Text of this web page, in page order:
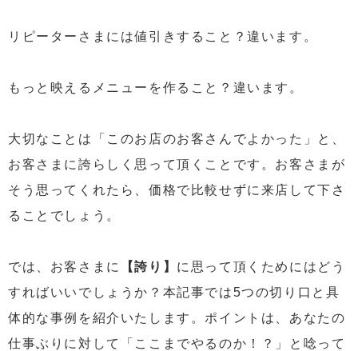
リピーターさまには値引きすること？違います。
もっと映えるメニューを作ること？違います。
大切なことは「このお店のお客さんでよかった」と、
お客さまに誇らしく思って頂くことです。お客さまが
そう思ってくれたら、価格で比較せずに来店して下さ
ることでしょう。
では、お客さまに 【誇り】 に思って頂くためにはどう
すればいいでしょうか？本記事では5つの切り口と具
体的な事例を紹介いたします。ポイントは、あなたの
仕事ぶりに対して「ここまでやるのか！？」と唸って